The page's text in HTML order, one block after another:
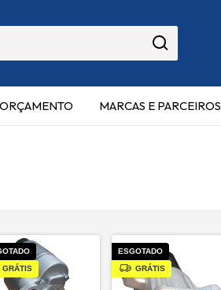
ORÇAMENTO MARCAS E PARCEIROS
GRÁTIS
ESGOTADO
GRÁTIS